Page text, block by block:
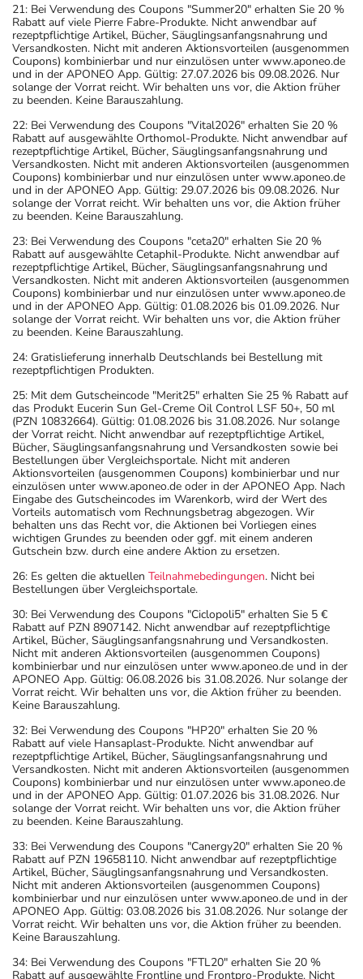
21: Bei Verwendung des Coupons "Summer20" erhalten Sie 20 %
Rabatt auf viele Pierre Fabre-Produkte. Nicht anwendbar auf
rezeptpflichtige Artikel, Bücher, Säuglingsanfangsnahrung und
Versandkosten. Nicht mit anderen Aktionsvorteilen (ausgenommen
Coupons) kombinierbar und nur einzulösen unter www.aponeo.de
und in der APONEO App. Gültig: 27.07.2026 bis 09.08.2026. Nur
solange der Vorrat reicht. Wir behalten uns vor, die Aktion früher
zu beenden. Keine Barauszahlung.
22: Bei Verwendung des Coupons "Vital2026" erhalten Sie 20 %
Rabatt auf ausgewählte Orthomol-Produkte. Nicht anwendbar auf
rezeptpflichtige Artikel, Bücher, Säuglingsanfangsnahrung und
Versandkosten. Nicht mit anderen Aktionsvorteilen (ausgenommen
Coupons) kombinierbar und nur einzulösen unter www.aponeo.de
und in der APONEO App. Gültig: 29.07.2026 bis 09.08.2026. Nur
solange der Vorrat reicht. Wir behalten uns vor, die Aktion früher
zu beenden. Keine Barauszahlung.
23: Bei Verwendung des Coupons "ceta20" erhalten Sie 20 %
Rabatt auf ausgewählte Cetaphil-Produkte. Nicht anwendbar auf
rezeptpflichtige Artikel, Bücher, Säuglingsanfangsnahrung und
Versandkosten. Nicht mit anderen Aktionsvorteilen (ausgenommen
Coupons) kombinierbar und nur einzulösen unter www.aponeo.de
und in der APONEO App. Gültig: 01.08.2026 bis 01.09.2026. Nur
solange der Vorrat reicht. Wir behalten uns vor, die Aktion früher
zu beenden. Keine Barauszahlung.
24: Gratislieferung innerhalb Deutschlands bei Bestellung mit
rezeptpflichtigen Produkten.
25: Mit dem Gutscheincode "Merit25" erhalten Sie 25 % Rabatt auf
das Produkt Eucerin Sun Gel-Creme Oil Control LSF 50+, 50 ml
(PZN 10832664). Gültig: 01.08.2026 bis 31.08.2026. Nur solange
der Vorrat reicht. Nicht anwendbar auf rezeptpflichtige Artikel,
Bücher, Säuglingsanfangsnahrung und Versandkosten sowie bei
Bestellungen über Vergleichsportale. Nicht mit anderen
Aktionsvorteilen (ausgenommen Coupons) kombinierbar und nur
einzulösen unter www.aponeo.de oder in der APONEO App. Nach
Eingabe des Gutscheincodes im Warenkorb, wird der Wert des
Vorteils automatisch vom Rechnungsbetrag abgezogen. Wir
behalten uns das Recht vor, die Aktionen bei Vorliegen eines
wichtigen Grundes zu beenden oder ggf. mit einem anderen
Gutschein bzw. durch eine andere Aktion zu ersetzen.
26: Es gelten die aktuellen Teilnahmebedingungen. Nicht bei
Bestellungen über Vergleichsportale.
30: Bei Verwendung des Coupons "Ciclopoli5" erhalten Sie 5 €
Rabatt auf PZN 8907142. Nicht anwendbar auf rezeptpflichtige
Artikel, Bücher, Säuglingsanfangsnahrung und Versandkosten.
Nicht mit anderen Aktionsvorteilen (ausgenommen Coupons)
kombinierbar und nur einzulösen unter www.aponeo.de und in der
APONEO App. Gültig: 06.08.2026 bis 31.08.2026. Nur solange der
Vorrat reicht. Wir behalten uns vor, die Aktion früher zu beenden.
Keine Barauszahlung.
32: Bei Verwendung des Coupons "HP20" erhalten Sie 20 %
Rabatt auf viele Hansaplast-Produkte. Nicht anwendbar auf
rezeptpflichtige Artikel, Bücher, Säuglingsanfangsnahrung und
Versandkosten. Nicht mit anderen Aktionsvorteilen (ausgenommen
Coupons) kombinierbar und nur einzulösen unter www.aponeo.de
und in der APONEO App. Gültig: 01.07.2026 bis 31.08.2026. Nur
solange der Vorrat reicht. Wir behalten uns vor, die Aktion früher
zu beenden. Keine Barauszahlung.
33: Bei Verwendung des Coupons "Canergy20" erhalten Sie 20 %
Rabatt auf PZN 19658110. Nicht anwendbar auf rezeptpflichtige
Artikel, Bücher, Säuglingsanfangsnahrung und Versandkosten.
Nicht mit anderen Aktionsvorteilen (ausgenommen Coupons)
kombinierbar und nur einzulösen unter www.aponeo.de und in der
APONEO App. Gültig: 03.08.2026 bis 31.08.2026. Nur solange der
Vorrat reicht. Wir behalten uns vor, die Aktion früher zu beenden.
Keine Barauszahlung.
34: Bei Verwendung des Coupons "FTL20" erhalten Sie 20 %
Rabatt auf ausgewählte Frontline und Frontpro-Produkte. Nicht